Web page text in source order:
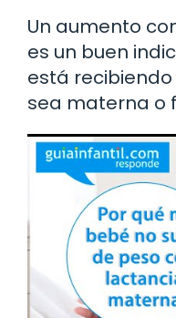
Un aumento
es un buen
está
sea materna o